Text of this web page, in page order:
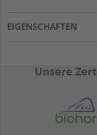
EIGENSCHAFTEN
Unsere